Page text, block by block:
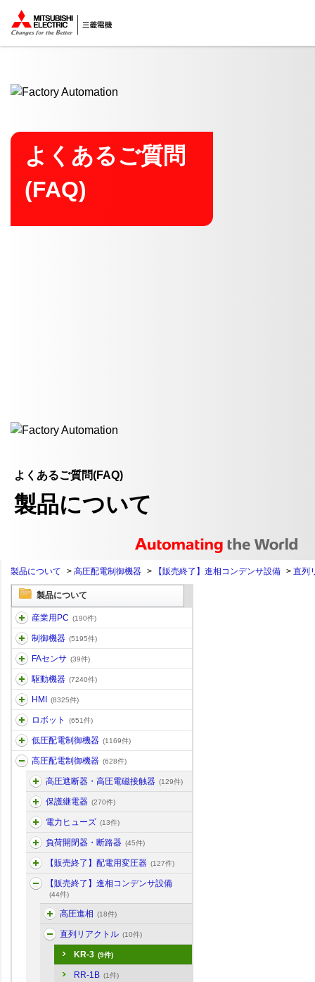
ここから本文
よくあるご質問
(FAQ)
よくあるご質問(FAQ)
製品について
製品について > 高圧配電制御機器 > 【販売終了】進相コンデンサ設備 > 直列
製品について
産業用PC (190件)
制御機器 (5195件)
FAセンサ (39件)
駆動機器 (7240件)
HMI (8325件)
ロボット (651件)
低圧配電制御機器 (1169件)
高圧配電制御機器 (628件)
高圧遮断器・高圧電磁接触器 (129件)
保護継電器 (270件)
電力ヒューズ (13件)
負荷開閉器・断路器 (45件)
【販売終了】配電用変圧器 (127件)
【販売終了】進相コンデンサ設備
(44件)
高圧進相 (18件)
直列リアクトル (10件)
KR-3 (9件)
RR-1B (1件)